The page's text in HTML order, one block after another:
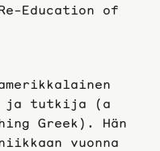
Education of
ja tutkija (a
Greek). Hän
vuonna